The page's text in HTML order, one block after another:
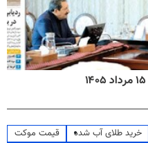
خرید طلای آب شده
قیمت موکت